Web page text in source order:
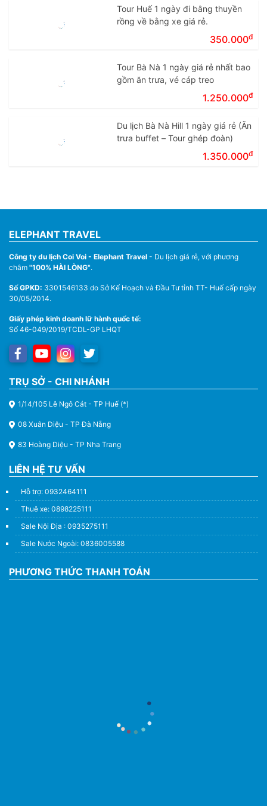
Tour Huế 1 ngày đi bằng thuyền
rồng về bằng xe giá rẻ.
350.000đ
Tour Bà Nà 1 ngày giá rẻ nhất bao
gồm ăn trưa, vé cáp treo
1.250.000đ
Du lịch Bà Nà Hill 1 ngày giá rẻ (Ăn
trưa buffet – Tour ghép đoàn)
1.350.000đ
ELEPHANT TRAVEL
Công ty du lịch Coi Voi - Elephant Travel - Du lịch giá rẻ, với phương
châm "100% HÀI LÒNG".
Số GPKD: 3301546133 do Sở Kế Hoạch và Đầu Tư tỉnh TT- Huế cấp ngày
30/05/2014.
Giấy phép kinh doanh lữ hành quốc tế:
Số 46-049/2019/TCDL-GP LHQT
TRỤ SỞ - CHI NHÁNH
1/14/105 Lê Ngô Cát - TP Huế (*)
08 Xuân Diệu - TP Đà Nẵng
83 Hoàng Diệu - TP Nha Trang
LIÊN HỆ TƯ VẤN
Hỗ trợ: 0932464111
Thuê xe: 0898225111
Sale Nội Địa : 0935275111
Sale Nước Ngoài: 0836005588
PHƯƠNG THỨC THANH TOÁN